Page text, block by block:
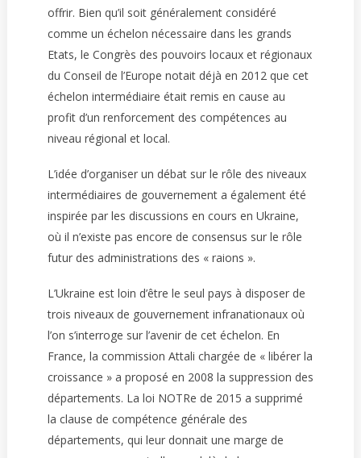
offrir. Bien qu’il soit généralement considéré
comme un échelon nécessaire dans les grands
Etats, le Congrès des pouvoirs locaux et régionaux
du Conseil de l’Europe notait déjà en 2012 que cet
échelon intermédiaire était remis en cause au
profit d’un renforcement des compétences au
niveau régional et local.
L’idée d’organiser un débat sur le rôle des niveaux
intermédiaires de gouvernement a également été
inspirée par les discussions en cours en Ukraine,
où il n’existe pas encore de consensus sur le rôle
futur des administrations des « raions ».
L’Ukraine est loin d’être le seul pays à disposer de
trois niveaux de gouvernement infranationaux où
l’on s’interroge sur l’avenir de cet échelon. En
France, la commission Attali chargée de « libérer la
croissance » a proposé en 2008 la suppression des
départements. La loi NOTRe de 2015 a supprimé
la clause de compétence générale des
départements, qui leur donnait une marge de